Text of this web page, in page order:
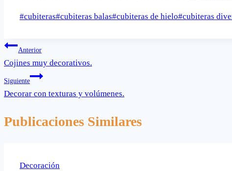
Etiquetas
entrada:
#cubiteras#cubiteras balas#cubiteras de hielo#cubiteras
Navegación
de
entradas
Anterior
Cojines muy decorativos.
Siguiente
Decorar con texturas y volúmenes.
Publicaciones Similares
Decoración